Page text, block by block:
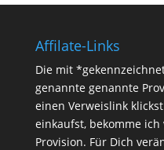
Affilate-Links
Die mit
genannte genannte
einen Verweislink
einkaufst, bekomme
Provision. Für Dich